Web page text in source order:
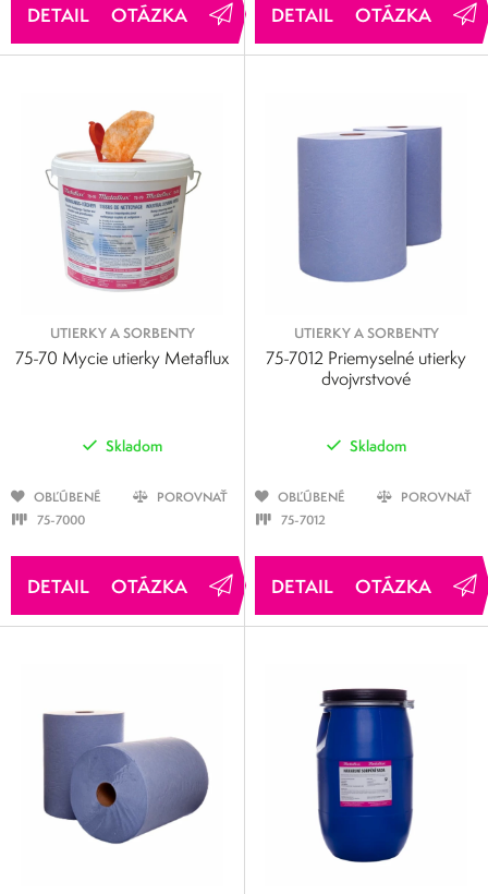
OTÁZKA OTÁZKA
UTIERKY A SORBENTY
75-70 Mycie utierky Metaflux
Skladom
OBĽÚBENÉ
POROVNAŤ
75-7000
OTÁZKA
UTIERKY A SORBENTY
75-7012 Priemyselné utierky
dvojvrstvové
Skladom
OBĽÚBENÉ
POROVNAŤ
75-7012
OTÁZKA